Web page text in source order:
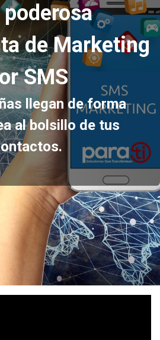
poderosa
de Marketing
SMS
llegan de forma
al bolsillo de tus